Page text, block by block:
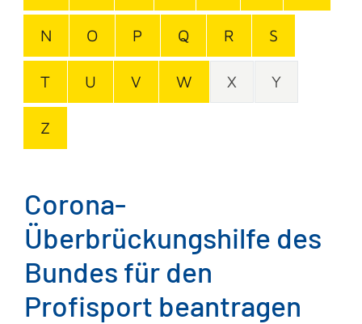
N O P Q R S
T U V W X Y
Z
Corona-
Überbrückungshilfe des
Bundes für den
Profisport beantragen